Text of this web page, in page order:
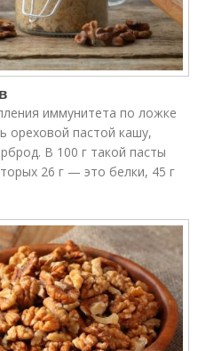
иммунитета по ложке
ореховой пастой кашу,
В 100 г такой пасты
26 г — это белки, 45 г